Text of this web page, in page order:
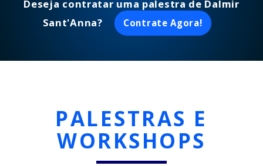
Deseja contratar uma palestra de Dalmir
Sant'Anna?
Contrate Agora!
PALESTRAS E
WORKSHOPS